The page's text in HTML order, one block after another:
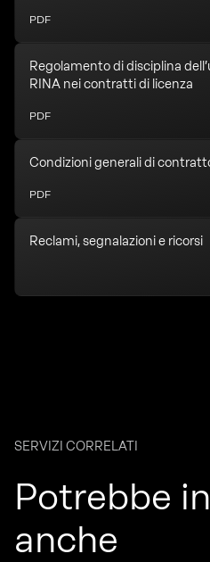
PDF
Regolamento di disciplina
RINA nei contratti di licenza
PDF
Condizioni generali di
PDF
Reclami, segnalazioni e ricorsi
SERVIZI CORRELATI
Potrebbe
anche